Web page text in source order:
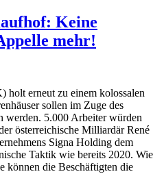
Keine
mehr!
erneut zu einem kolossalen
sollen im Zuge des
werden. 5.000 Arbeiter würden
österreichische Milliardär René
Signa Holding dem
Taktik wie bereits 2020. Wie
können die Beschäftigten die